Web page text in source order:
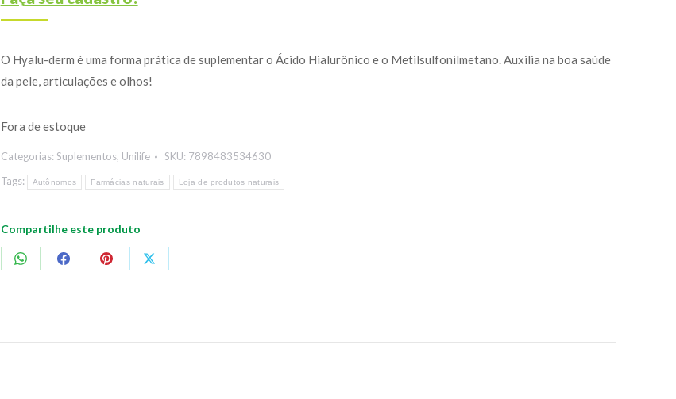
O Hyalu-derm é uma forma prática de suplementar o Ácido Hialurônico e o Metilsulfonilmetano. Auxilia na boa saúde
da pele, articulações e olhos!
Fora de estoque
Categorias: Suplementos, Unilife SKU: 7898483534630
Tags:
Autônomos Farmácias naturais Loja de produtos naturais
Compartilhe este produto
CompartilharCompartilharCompartilharCompartilhar